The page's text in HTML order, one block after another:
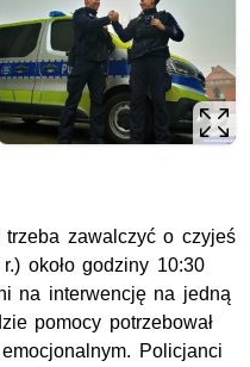
zawalczyć o czyjeś
około godziny 10:30
na interwencję na jedną
pomocy potrzebował
Policjanci